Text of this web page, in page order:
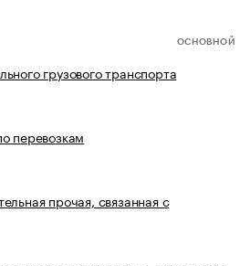
ОСНОВНОЙ
грузового транспорта
перевозкам
прочая, связанная с